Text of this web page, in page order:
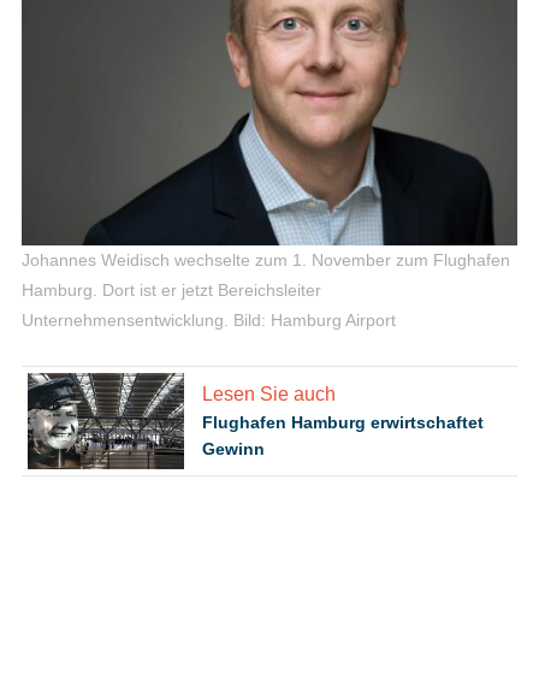
Johannes Weidisch wechselte zum 1. November zum Flughafen
Hamburg. Dort ist er jetzt Bereichsleiter
Unternehmensentwicklung.
Bild: Hamburg Airport
Lesen Sie auch
Flughafen Hamburg erwirtschaftet
Gewinn